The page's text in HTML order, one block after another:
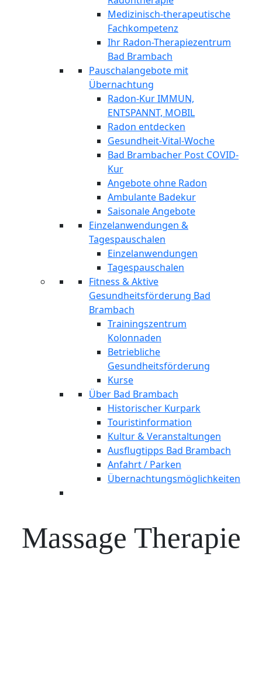
Medizinisch-therapeutische
Fachkompetenz
Ihr Radon-Therapiezentrum
Bad Brambach
Pauschalangebote mit
Übernachtung
Radon-Kur IMMUN,
ENTSPANNT, MOBIL
Radon entdecken
Gesundheit-Vital-Woche
Bad Brambacher Post COVID-
Kur
Angebote ohne Radon
Ambulante Badekur
Saisonale Angebote
Einzelanwendungen &
Tagespauschalen
Einzelanwendungen
Tagespauschalen
Fitness & Aktive
Gesundheitsförderung Bad
Brambach
Trainingszentrum
Kolonnaden
Betriebliche
Gesundheitsförderung
Kurse
Über Bad Brambach
Historischer Kurpark
Touristinformation
Kultur & Veranstaltungen
Ausflugtipps Bad Brambach
Anfahrt / Parken
Übernachtungsmöglichkeiten
Massage Therapie